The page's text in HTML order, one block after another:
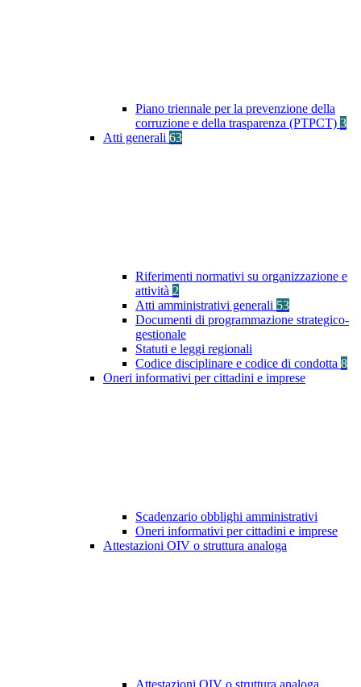
Piano triennale per la prevenzione della
corruzione e della trasparenza (PTPCT) 3
Atti generali 63
Riferimenti normativi su organizzazione e
attività 2
Atti amministrativi generali 53
Documenti di programmazione strategico-
gestionale
Statuti e leggi regionali
Codice disciplinare e codice di condotta 8
Oneri informativi per cittadini e imprese
Scadenzario obblighi amministrativi
Oneri informativi per cittadini e imprese
Attestazioni OIV o struttura analoga